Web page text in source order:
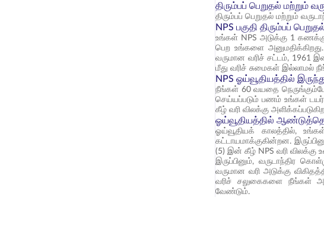
திரும்பப் பெறுதல் மற்றும்
திரும்பப் பெறுதல் மற்றும்
NPS பகுதி திரும்பப்
உங்கள் NPS அடுக்கு 1 கணக்கு,
பெற உங்களை
வருமான வரிச் சட்டம், 1961 இன்
மீது வரிச் சுமைகள் இல்லாமல்
NPS ஓய்வூதியத்தில்
நீங்கள் 60 வயதை
செய்யப்படும் பணம் உங்கள் டயர்
கீழ் வரி விலக்கு
ஓய்வூதியத்தில்
ஓய்வூதியக் காலத்தில்,
கட்டாயமாக்குகின்றன.
(5) இன் கீழ் NPS வரி
இருப்பினும், வருடாந்திர
வருமான வரி அடுக்கு
வரிச் சலுகைகளை நீங்கள்
வேண்டும்.